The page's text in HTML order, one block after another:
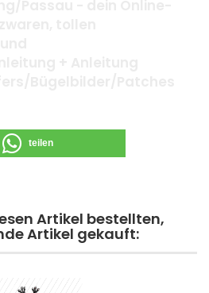
teilen
Artikel bestellten,
Artikel gekauft: